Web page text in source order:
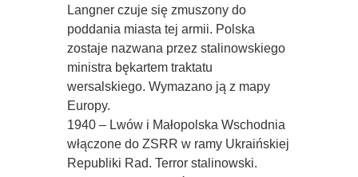
Langner czuje się zmuszony do
poddania miasta tej armii. Polska
zostaje nazwana przez stalinowskiego
ministra bękartem traktatu
wersalskiego. Wymazano ją z mapy
Europy.
1940 – Lwów i Małopolska Wschodnia
włączone do ZSRR w ramy Ukraińskiej
Republiki Rad. Terror stalinowski.